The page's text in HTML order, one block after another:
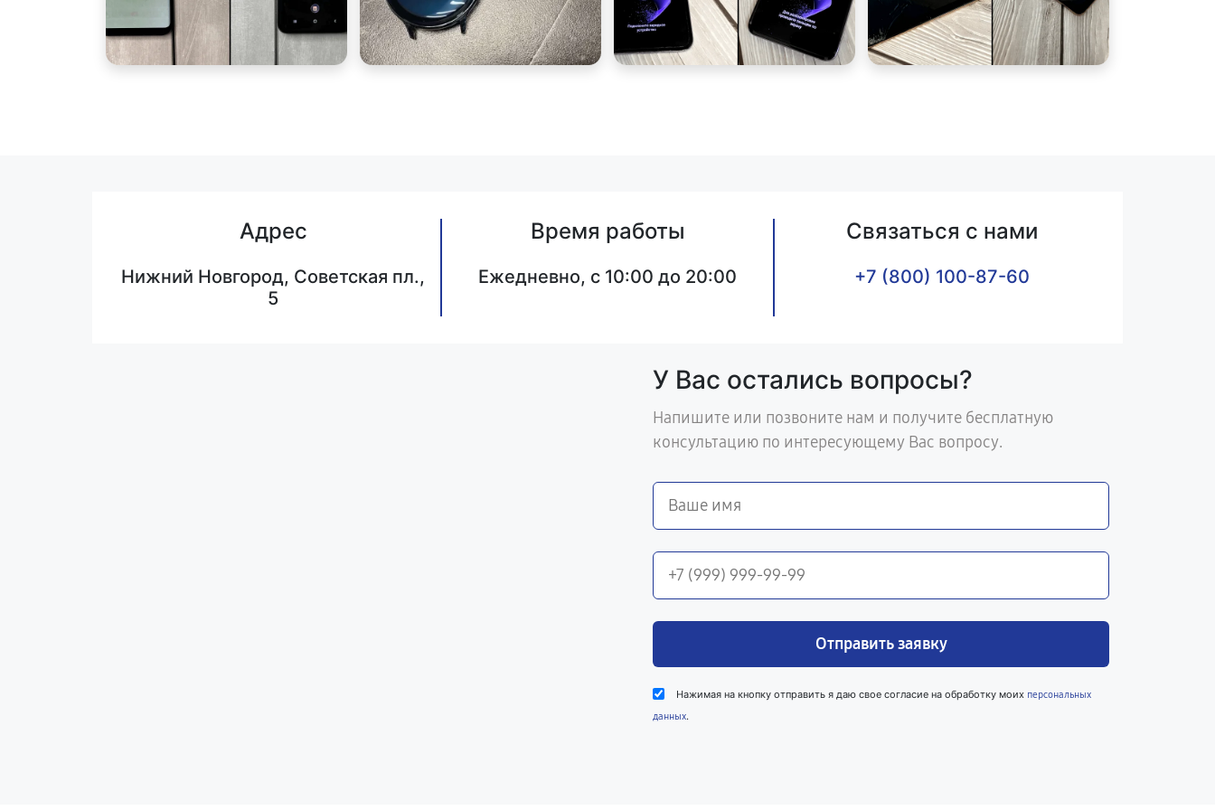
Адрес
Нижний Новгород, Советская пл.,
5
Время работы
Ежедневно, с 10:00 до 20:00
Связаться с нами
+7 (800) 100-87-60
У Вас остались вопросы?
Напишите или позвоните нам и получите бесплатную
консультацию по интересующему Вас вопросу.
Отправить заявку
Нажимая на кнопку отправить я даю свое согласие на обработку моих персональных
данных.